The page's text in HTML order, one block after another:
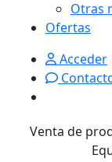
Otras
Ofertas
Acceder
Venta de